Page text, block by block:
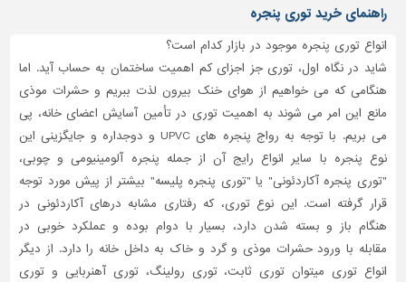
محوطه
سازی
و
نما
ساخت
ساز
تاسیسات
ساختمان
شهرسازی،
ترافیک
و
راهنمای خرید توری پنجره
انواع توری پنجره موجود در بازار کدام است؟
شاید در نگاه اول، توری جز اجزای کم اهمیت ساختمان به حساب آید. اما
هنگامی که می خواهیم از هوای خنک بیرون لذت ببریم و حشرات موذی
مانع این امر می شوند به اهمیت توری در تأمین آسایش اعضای خانه، پی
می بریم. با توجه به رواج پنجره های UPVC و دوجداره و جایگزینی این
نوع پنجره با سایر انواع رایج آن از جمله پنجره آلومینیومی و چوبی،
"توری پنجره آکاردئونی" یا "توری پنجره پلیسه" بیشتر از پیش مورد توجه
قرار گرفته است. این نوع توری، که رفتاری مشابه درهای آکاردئونی در
هنگام باز و بسته شدن دارد، بسیار با دوام بوده و عملکرد خوبی در
مقابله با ورود حشرات موذی و گرد و خاک به داخل خانه را دارد. از دیگر
انواع توری میتوان توری ثابت، توری رولینگ، توری آهنربایی و توری